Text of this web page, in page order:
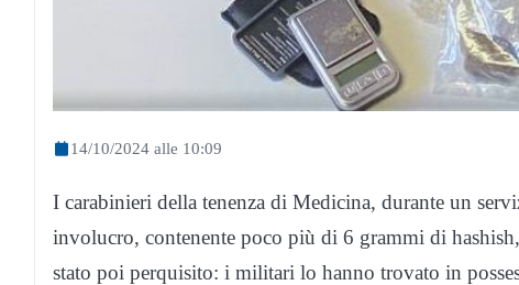
14/10/2024 alle 10:09
I carabinieri della tenenza di Medicina, durante un
involucro, contenente poco più di 6 grammi di
stato poi perquisito: i militari lo hanno trovato in